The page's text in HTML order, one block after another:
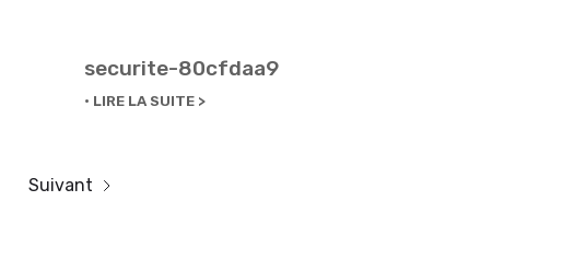
securite-80cfdaa9
LIRE LA SUITE
Suivant